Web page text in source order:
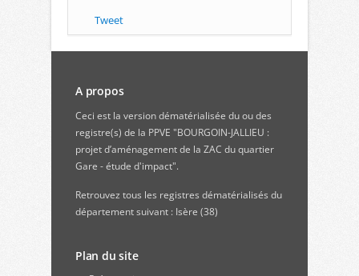
Tweet
A propos
Ceci est la version dématérialisée du ou des
registre(s) de la PPVE "BOURGOIN-JALLIEU :
projet d’aménagement de la ZAC du quartier
Gare - étude d'impact".
Retrouvez tous les registres dématérialisés du
département suivant : Isère (38)
Plan du site